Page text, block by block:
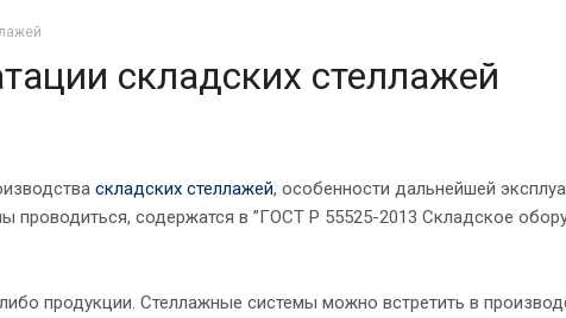
складских стеллажей
складских стеллажей, особенности дальнейшей
проводиться, содержатся в ”ГОСТ Р 55525-2013 Складское
продукции. Стеллажные системы можно встретить в